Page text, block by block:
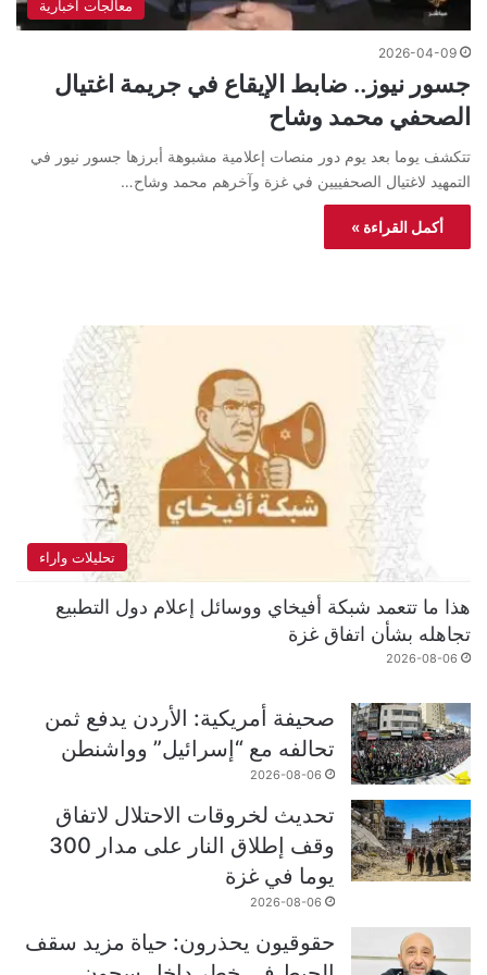
معالجات اخبارية
2026-04-09
جسور نيوز.. ضابط الإيقاع في جريمة اغتيال
الصحفي محمد وشاح
تتكشف يوما بعد يوم دور منصات إعلامية مشبوهة أبرزها جسور نيور في
التمهيد لاغتيال الصحفييين في غزة وآخرهم محمد وشاح…
أكمل القراءة »
تحليلات واراء
هذا ما تتعمد شبكة أفيخاي ووسائل إعلام دول التطبيع
تجاهله بشأن اتفاق غزة
2026-08-06
صحيفة أمريكية: الأردن يدفع ثمن
تحالفه مع “إسرائيل” وواشنطن
2026-08-06
تحديث لخروقات الاحتلال لاتفاق
وقف إطلاق النار على مدار 300
يوما في غزة
2026-08-06
حقوقيون يحذرون: حياة مزيد سقف